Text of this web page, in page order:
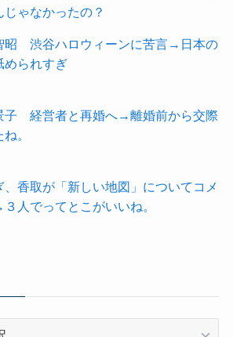
じゃなかったの？
昭 渋谷ハロウィーンに苦言→日本の
められすぎ
子 経営者と再婚へ→離婚前から交際
。
、香取が「新しい地図」についてコメ
人でってとこがいいね。